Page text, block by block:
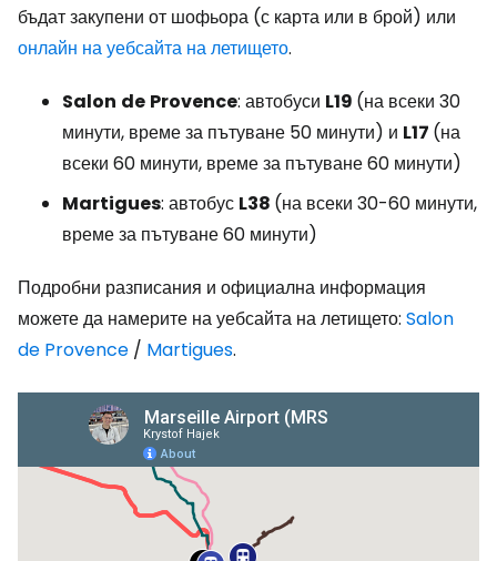
бъдат закупени от шофьора (с карта или в брой) или
онлайн на уебсайта на летището.
Salon de Provence: автобуси L19 (на всеки 30
минути, време за пътуване 50 минути) и L17 (на
всеки 60 минути, време за пътуване 60 минути)
Martigues: автобус L38 (на всеки 30-60 минути,
време за пътуване 60 минути)
Подробни разписания и официална информация
можете да намерите на уебсайта на летището: Salon
de Provence / Martigues.